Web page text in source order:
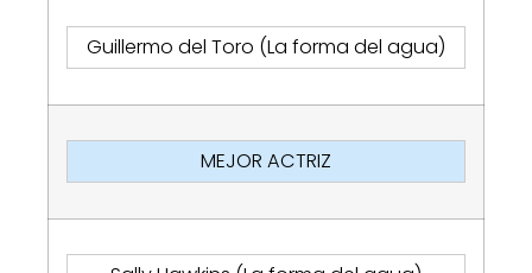
Guillermo del Toro (La forma del agua)
MEJOR ACTRIZ